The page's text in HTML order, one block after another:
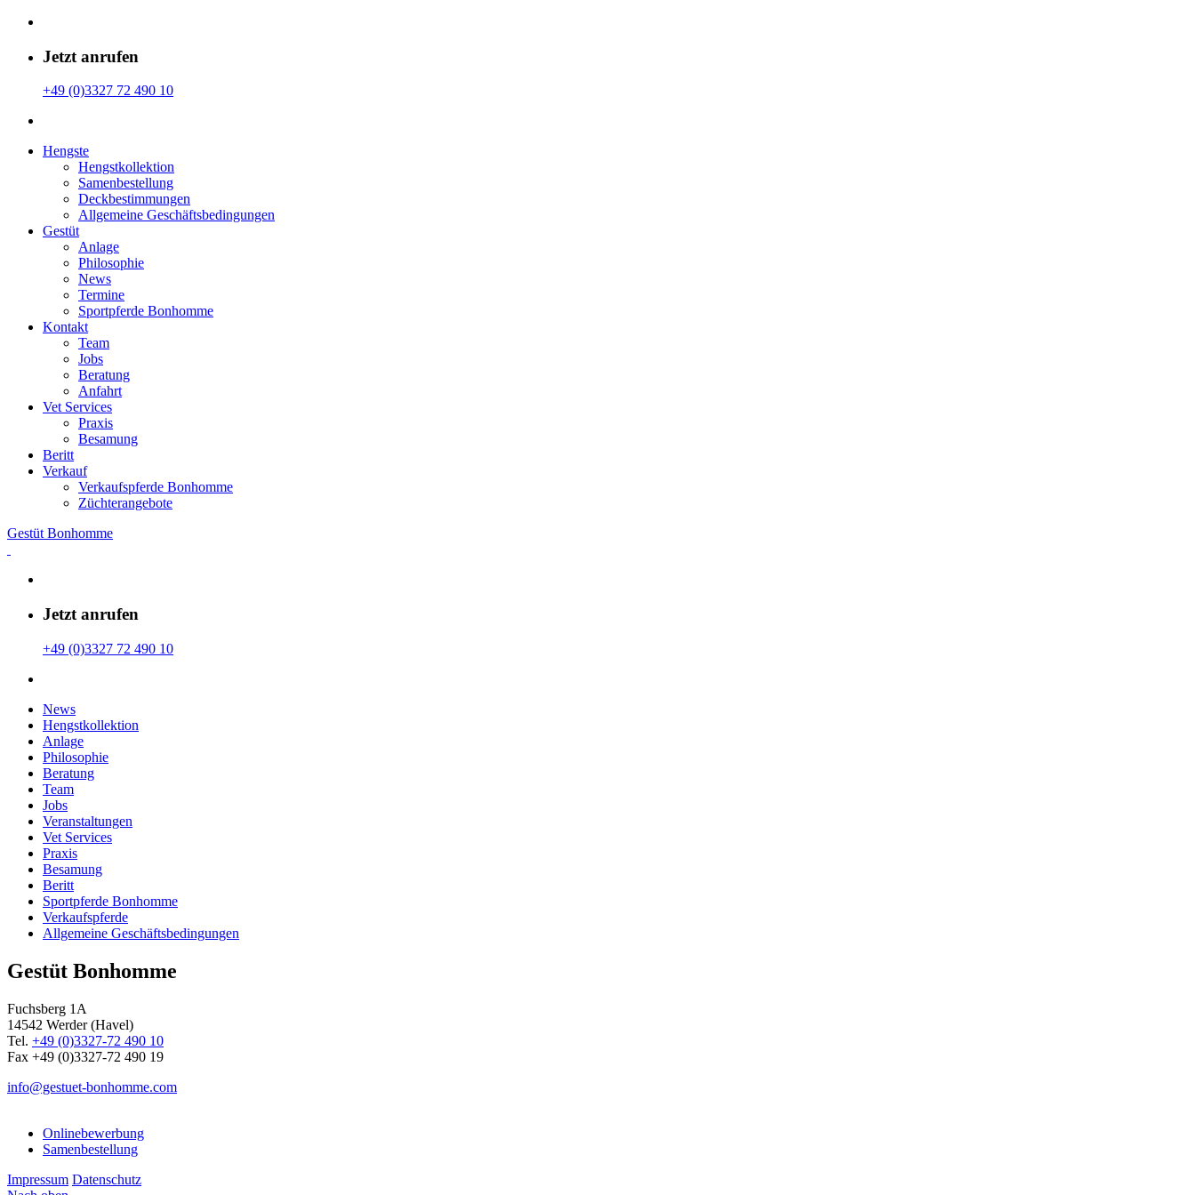
Jetzt anrufen
+49 (0)3327 72 490 10
Hengste
Hengstkollektion
Samenbestellung
Deckbestimmungen
Allgemeine Geschäfts­bedingungen
Gestüt
Anlage
Philosophie
News
Termine
Sportpferde Bonhomme
Kontakt
Team
Jobs
Beratung
Anfahrt
Vet Services
Praxis
Besamung
Beritt
Verkauf
Verkaufspferde Bonhomme
Züchterangebote
Gestüt Bonhomme
Jetzt anrufen
+49 (0)3327 72 490 10
News
Hengstkollektion
Anlage
Philosophie
Beratung
Team
Jobs
Veranstaltungen
Vet Services
Praxis
Besamung
Beritt
Sportpferde Bonhomme
Verkaufspferde
Allgemeine Geschäfts­bedingungen
Gestüt Bonhomme
Fuchsberg 1A
14542 Werder (Havel)
Tel. +49 (0)3327-72 490 10
Fax +49 (0)3327-72 490 19
info@gestuet-bonhomme.com
Onlinebewerbung
Samenbestellung
Impressum Datenschutz